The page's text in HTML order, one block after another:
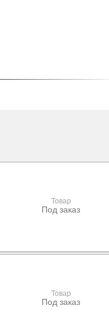
Товар
Под заказ
Товар
Под заказ